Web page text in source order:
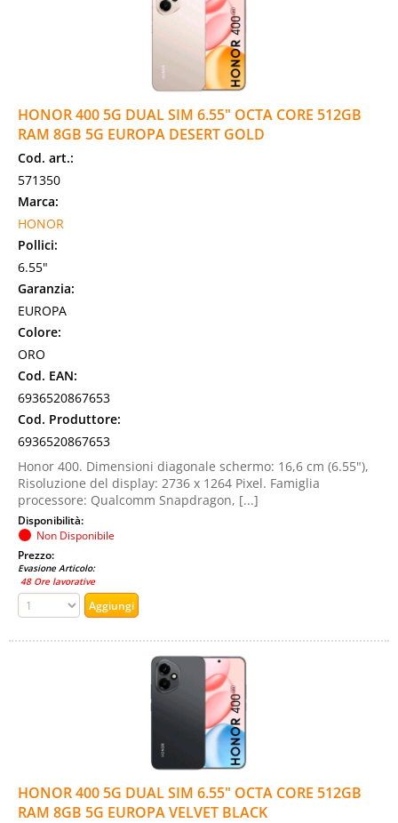
HONOR 400 5G DUAL SIM 6.55" OCTA CORE 512GB
RAM 8GB 5G EUROPA DESERT GOLD
Cod. art.:
571350
Marca:
HONOR
Pollici:
6.55"
Garanzia:
EUROPA
Colore:
ORO
Cod. EAN:
6936520867653
Cod. Produttore:
6936520867653
Honor 400. Dimensioni diagonale schermo: 16,6 cm (6.55"),
Risoluzione del display: 2736 x 1264 Pixel. Famiglia
processore: Qualcomm Snapdragon, [...]
Disponibilità:
Non Disponibile
Prezzo:
Evasione Articolo:
48 Ore lavorative
HONOR 400 5G DUAL SIM 6.55" OCTA CORE 512GB
RAM 8GB 5G EUROPA VELVET BLACK